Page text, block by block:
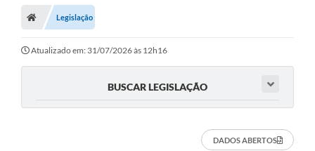
Legislação
Atualizado em: 31/07/2026 às 12h16
BUSCAR LEGISLAÇÃO
DADOS ABERTOS